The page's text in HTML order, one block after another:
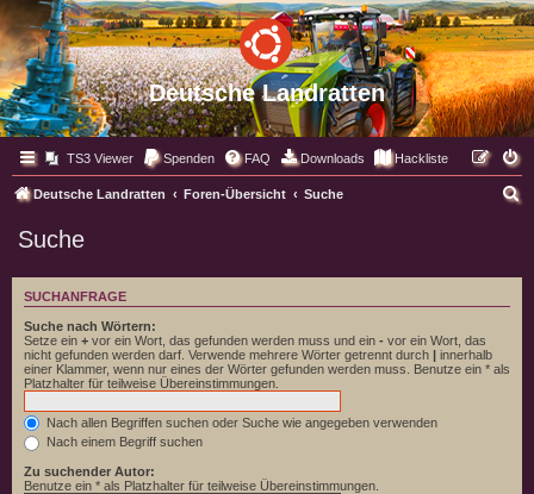
Deutsche Landratten
TS3 Viewer Spenden FAQ Downloads Hackliste
Deutsche Landratten Foren-Übersicht Suche
h
Suche
SUCHANFRAGE
Suche nach Wörtern:
Setze ein + vor ein Wort, das gefunden werden muss und ein - vor ein Wort, das
nicht gefunden werden darf. Verwende mehrere Wörter getrennt durch | innerhalb
einer Klammer, wenn nur eines der Wörter gefunden werden muss. Benutze ein * als
Platzhalter für teilweise Übereinstimmungen.
Nach allen Begriffen suchen oder Suche wie angegeben verwenden
Nach einem Begriff suchen
Zu suchender Autor:
Benutze ein * als Platzhalter für teilweise Übereinstimmungen.